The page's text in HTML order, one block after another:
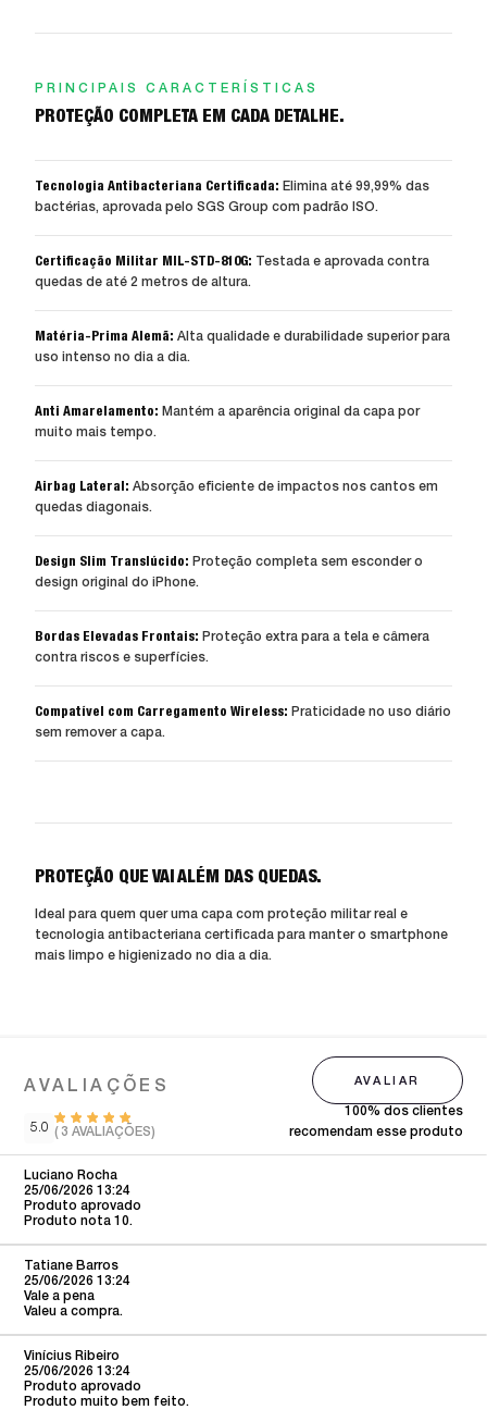
PRINCIPAIS CARACTERÍSTICAS
PROTEÇÃO COMPLETA EM CADA DETALHE.
Tecnologia Antibacteriana Certificada: Elimina até 99,99% das
bactérias, aprovada pelo SGS Group com padrão ISO.
Certificação Militar MIL-STD-810G: Testada e aprovada contra
quedas de até 2 metros de altura.
Matéria-Prima Alemã: Alta qualidade e durabilidade superior para
uso intenso no dia a dia.
Anti Amarelamento: Mantém a aparência original da capa por
muito mais tempo.
Airbag Lateral: Absorção eficiente de impactos nos cantos em
quedas diagonais.
Design Slim Translúcido: Proteção completa sem esconder o
design original do iPhone.
Bordas Elevadas Frontais: Proteção extra para a tela e câmera
contra riscos e superfícies.
Compatível com Carregamento Wireless: Praticidade no uso diário
sem remover a capa.
PROTEÇÃO QUE VAI ALÉM DAS QUEDAS.
Ideal para quem quer uma capa com proteção militar real e
tecnologia antibacteriana certificada para manter o smartphone
mais limpo e higienizado no dia a dia.
5.0 ( 3 AVALIAÇÕES)
100% dos clientes
recomendam esse produto
Luciano Rocha
25/06/2026 13:24
Produto aprovado
Produto nota 10.
Tatiane Barros
25/06/2026 13:24
Vale a pena
Valeu a compra.
Vinícius Ribeiro
25/06/2026 13:24
Produto aprovado
Produto muito bem feito.